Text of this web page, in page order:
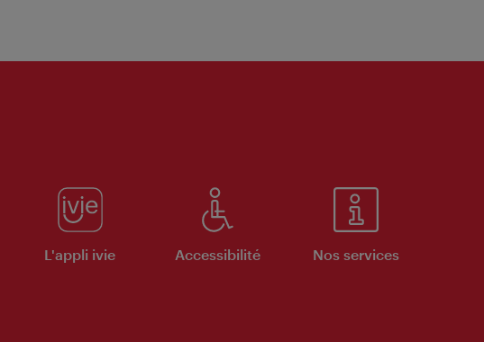
L'appli ivie Accessibilité Nos services